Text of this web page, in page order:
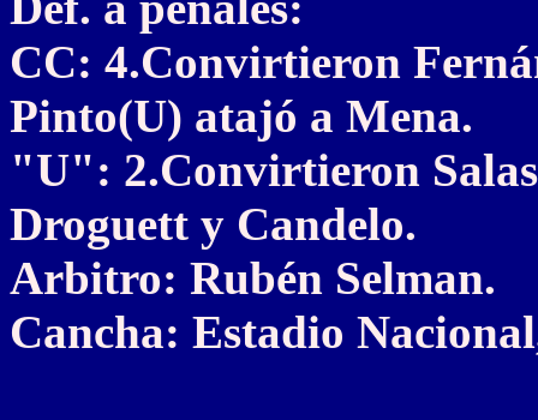
CC: 4.Convirtieron
Pinto(U) atajó a Mena.
"U": 2.Convirtieron
Droguett y Candelo.
Arbitro: Rubén Selman.
Cancha: Estadio